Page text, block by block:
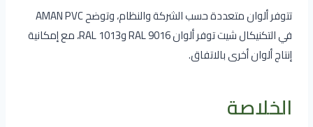
تتوفر ألوان متعددة حسب الشركة والنظام، وتوضح AMAN PVC
في التكنيكال شيت توفر ألوان RAL 9016 وRAL 1013، مع إمكانية
إنتاج ألوان أخرى بالاتفاق.
الخلاصة